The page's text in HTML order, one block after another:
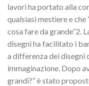
lavori ha portato alla
qualsiasi mestiere e che
cosa fare da grande”2.
disegni ha facilitato i
a differenza dei disegni
immaginazione. Dopo
grandi?” è stato